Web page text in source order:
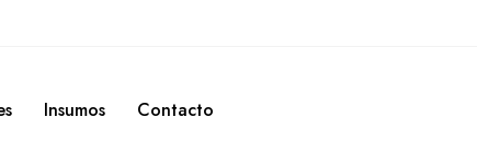
Insumos Contacto